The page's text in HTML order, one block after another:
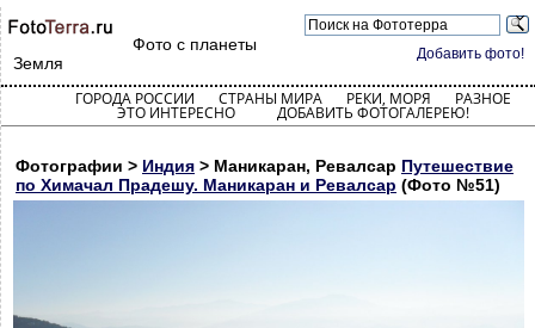
Добавить фото!
Фото с планеты
Земля
ГОРОДА РОССИИ СТРАНЫ МИРА РЕКИ, МОРЯ РАЗНОЕ
ЭТО ИНТЕРЕСНО ДОБАВИТЬ ФОТОГАЛЕРЕЮ!
Фотографии > Индия > Маникаран, Ревалсар Путешествие
по Химачал Прадешу. Маникаран и Ревалсар (Фото №51)